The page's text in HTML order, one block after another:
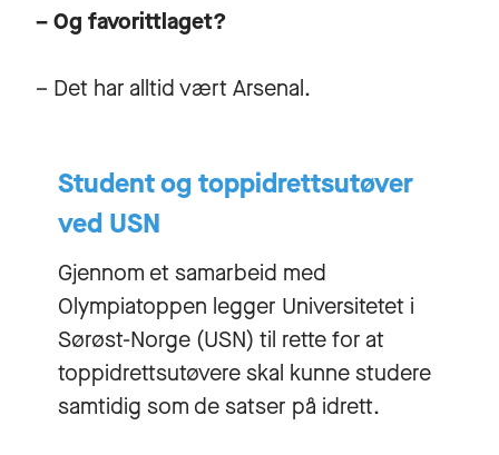
– Og favorittlaget?
– Det har alltid vært Arsenal.
Student og toppidrettsutøver
ved USN
Gjennom et samarbeid med
Olympiatoppen legger Universitetet i
Sørøst-Norge (USN) til rette for at
toppidrettsutøvere skal kunne studere
samtidig som de satser på idrett.